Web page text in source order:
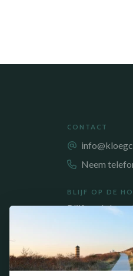
CONTACT
Neem
BLIJF OP DE
Blijf op de
acties, meld je